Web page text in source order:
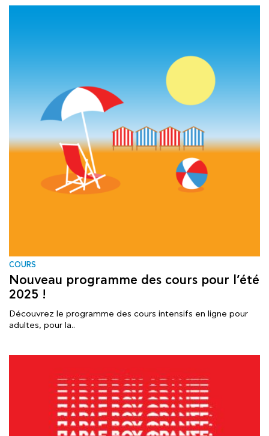
COURS
Nouveau programme des cours pour l’été
2025 !
Découvrez le programme des cours intensifs en ligne pour
adultes, pour la..